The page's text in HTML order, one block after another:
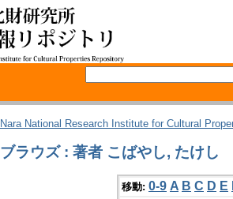
Nara National Research Institute for Cultural
ブラウズ : 著者 こばやし, たけし
移動: 0-9 A B C D E